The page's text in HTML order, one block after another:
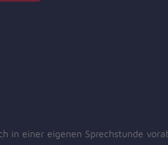
in einer eigenen Sprechstunde